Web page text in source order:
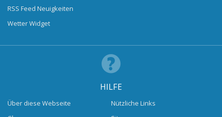
RSS Feed Neuigkeiten
Wetter Widget
HILFE
Über diese Webseite
Nützliche Links